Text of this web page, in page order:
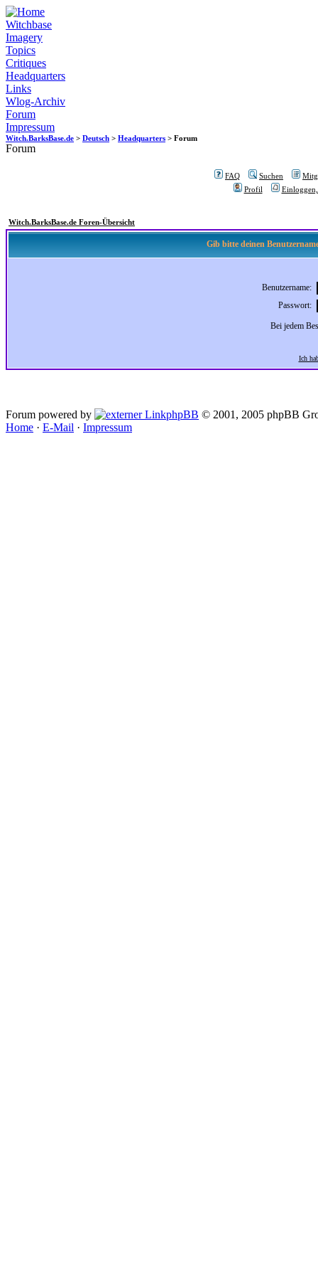
Witchbase
Imagery
Topics
Critiques
Headquarters
Links
Wlog-Archiv
Forum
Impressum
Witch.BarksBase.de > Deutsch > Headquarters > Forum
Forum
FAQ Suchen
Profil
Witch.BarksBase.de Foren-Übersicht
Gib bitte deinen
Benutzername:
Passwort:
Bei jedem
Ich
Forum powered by phpBB © 2001, 2005 phpBB
Home · E-Mail · Impressum